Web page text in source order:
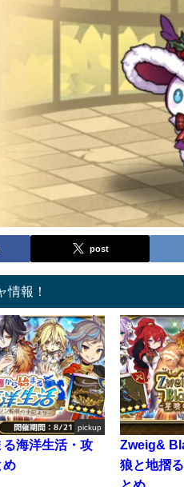
post
情報！
pickup
海洋生活・攻
め
Zweig&
狼と地摺